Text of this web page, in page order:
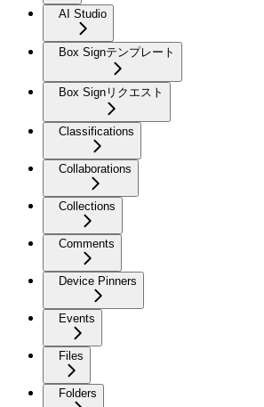
AI Studio
Box Signテンプレート
Box Signリクエスト
Classifications
Collaborations
Collections
Comments
Device Pinners
Events
Files
Folders